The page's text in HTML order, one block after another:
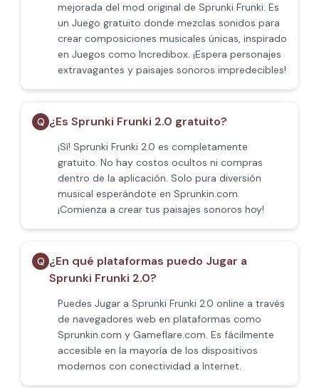
mejorada del mod original de Sprunki Frunki. Es
un Juego gratuito donde mezclas sonidos para
crear composiciones musicales únicas, inspirado
en Juegos como Incredibox. ¡Espera personajes
extravagantes y paisajes sonoros impredecibles!
Q ¿Es Sprunki Frunki 2.0 gratuito?
¡Sí! Sprunki Frunki 2.0 es completamente
gratuito. No hay costos ocultos ni compras
dentro de la aplicación. Solo pura diversión
musical esperándote en Sprunkin.com.
¡Comienza a crear tus paisajes sonoros hoy!
Q ¿En qué plataformas puedo Jugar a
Sprunki Frunki 2.0?
Puedes Jugar a Sprunki Frunki 2.0 online a través
de navegadores web en plataformas como
Sprunkin.com y Gameflare.com. Es fácilmente
accesible en la mayoría de los dispositivos
modernos con conectividad a Internet.